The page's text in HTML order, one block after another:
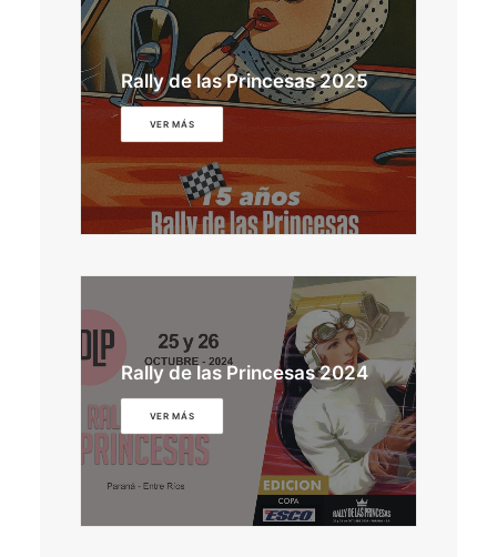
Rally de las Princesas 2025
VER MÁS
Rally de las Princesas 2024
VER MÁS